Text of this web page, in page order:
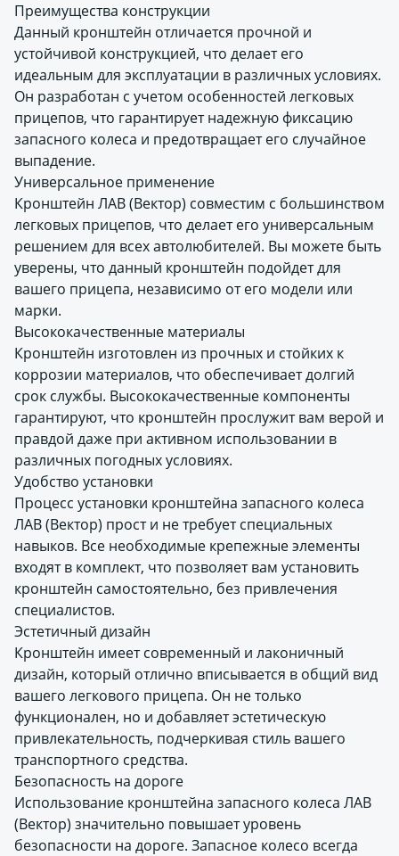
Преимущества конструкции
Данный кронштейн отличается прочной и
устойчивой конструкцией, что делает его
идеальным для эксплуатации в различных условиях.
Он разработан с учетом особенностей легковых
прицепов, что гарантирует надежную фиксацию
запасного колеса и предотвращает его случайное
выпадение.
Универсальное применение
Кронштейн ЛАВ (Вектор) совместим с большинством
легковых прицепов, что делает его универсальным
решением для всех автолюбителей. Вы можете быть
уверены, что данный кронштейн подойдет для
вашего прицепа, независимо от его модели или
марки.
Высококачественные материалы
Кронштейн изготовлен из прочных и стойких к
коррозии материалов, что обеспечивает долгий
срок службы. Высококачественные компоненты
гарантируют, что кронштейн прослужит вам верой и
правдой даже при активном использовании в
различных погодных условиях.
Удобство установки
Процесс установки кронштейна запасного колеса
ЛАВ (Вектор) прост и не требует специальных
навыков. Все необходимые крепежные элементы
входят в комплект, что позволяет вам установить
кронштейн самостоятельно, без привлечения
специалистов.
Эстетичный дизайн
Кронштейн имеет современный и лаконичный
дизайн, который отлично вписывается в общий вид
вашего легкового прицепа. Он не только
функционален, но и добавляет эстетическую
привлекательность, подчеркивая стиль вашего
транспортного средства.
Безопасность на дороге
Использование кронштейна запасного колеса ЛАВ
(Вектор) значительно повышает уровень
безопасности на дороге. Запасное колесо всегда